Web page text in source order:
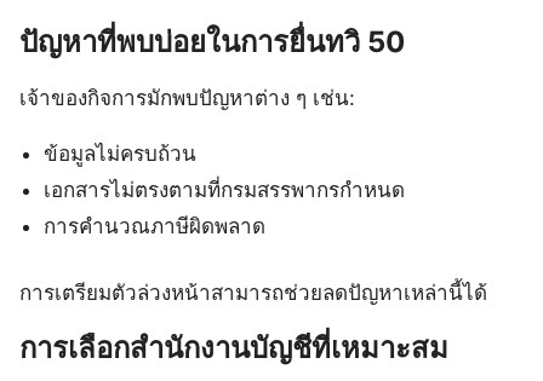
ปัญหาที่พบบ่อยในการยื่นทวิ 50
เจ้าของกิจการมักพบปัญหาต่าง ๆ เช่น:
ข้อมูลไม่ครบถ้วน
เอกสารไม่ตรงตามที่กรมสรรพากรกำหนด
การคำนวณภาษีผิดพลาด
การเตรียมตัวล่วงหน้าสามารถช่วยลดปัญหาเหล่านี้ได้
การเลือกสำนักงานบัญชีที่เหมาะสม